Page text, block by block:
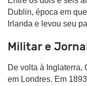
Dublin, época em
Irlanda e levou seu
Militar e
De volta à Inglaterra,
em Londres. Em